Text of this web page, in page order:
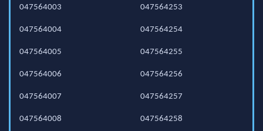
047564003
047564004
047564005
047564006
047564007
047564008
047564253
047564254
047564255
047564256
047564257
047564258